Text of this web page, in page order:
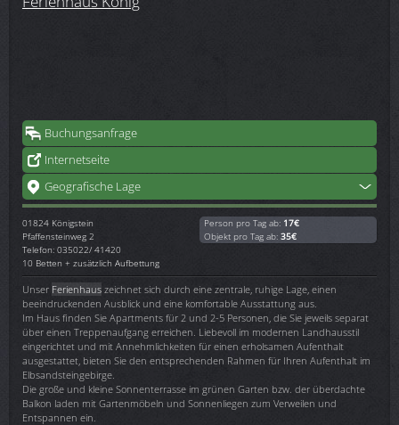
Buchungsanfrage
Internetseite
Geografische Lage
01824 Königstein
Pfaffensteinweg 2
Telefon: 035022/ 41420
10 Betten + zusätzlich Aufbettung
Person pro Tag ab: 17€
Objekt pro Tag ab: 35€
Unser Ferienhaus zeichnet sich durch eine zentrale, ruhige Lage, einen
beeindruckenden Ausblick und eine komfortable Ausstattung aus.
Im Haus finden Sie Apartments für 2 und 2-5 Personen, die Sie jeweils separat
über einen Treppenaufgang erreichen. Liebevoll im modernen Landhausstil
eingerichtet und mit Annehmlichkeiten für einen erholsamen Aufenthalt
ausgestattet, bieten Sie den entsprechenden Rahmen für Ihren Aufenthalt im
Elbsandsteingebirge.
Die große und kleine Sonnenterrasse im grünen Garten bzw. der überdachte
Balkon laden mit Gartenmöbeln und Sonnenliegen zum Verweilen und
Entspannen ein.